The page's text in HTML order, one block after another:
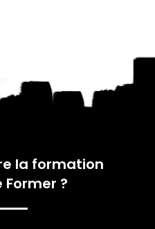
la formation
Former ?